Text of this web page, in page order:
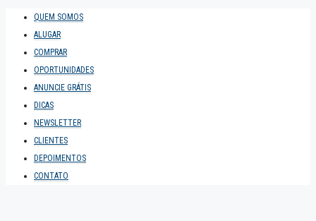
QUEM SOMOS
ALUGAR
COMPRAR
OPORTUNIDADES
ANUNCIE GRÁTIS
DICAS
NEWSLETTER
CLIENTES
DEPOIMENTOS
CONTATO